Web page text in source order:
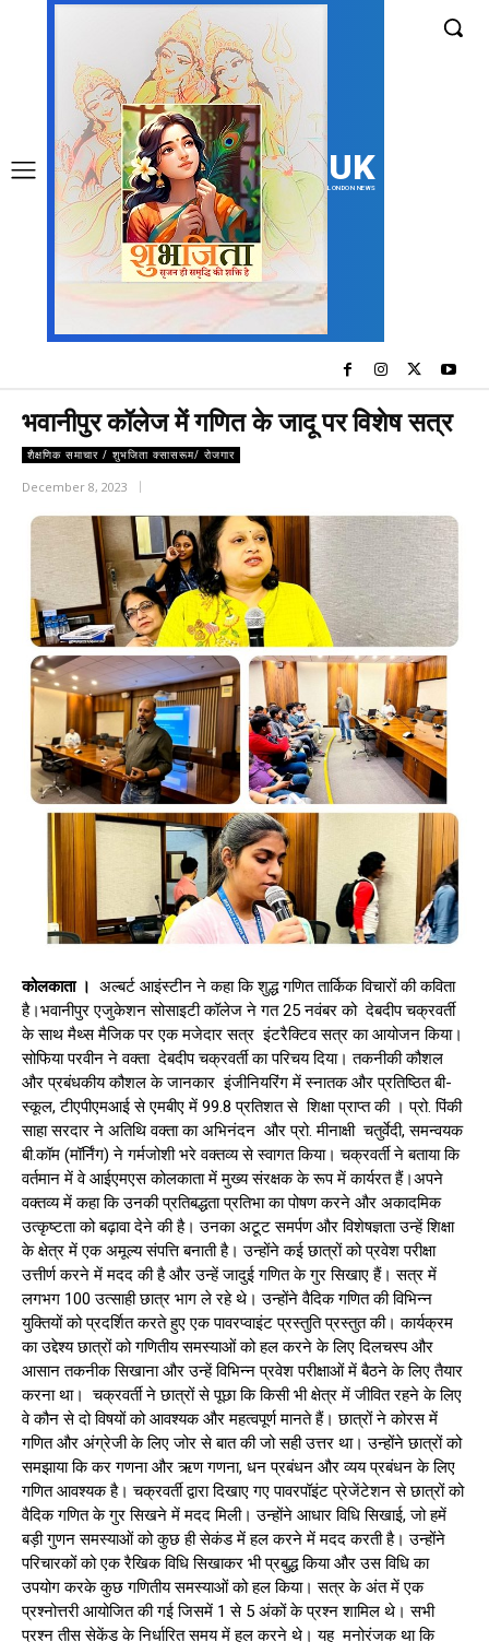
UK
LONDON NEWS
भवानीपुर कॉलेज में गणित के जादू पर विशेष सत्र
शैक्षणिक समाचार / शुभजिता क्सासरूम/ रोजगार
December 8, 2023
कोलकाता । अल्बर्ट आइंस्टीन ने कहा कि शुद्ध गणित तार्किक विचारों की कविता
है।भवानीपुर एजुकेशन सोसाइटी कॉलेज ने गत 25 नवंबर को देबदीप चक्रवर्ती
के साथ मैथ्स मैजिक पर एक मजेदार सत्र इंटरैक्टिव सत्र का आयोजन किया।
सोफिया परवीन ने वक्ता देबदीप चक्रवर्ती का परिचय दिया। तकनीकी कौशल
और प्रबंधकीय कौशल के जानकार इंजीनियरिंग में स्नातक और प्रतिष्ठित बी-
स्कूल, टीएपीएमआई से एमबीए में 99.8 प्रतिशत से शिक्षा प्राप्त की । प्रो. पिंकी
साहा सरदार ने अतिथि वक्ता का अभिनंदन और प्रो. मीनाक्षी चतुर्वेदी, समन्वयक
बी.कॉम (मॉर्निंग) ने गर्मजोशी भरे वक्तव्य से स्वागत किया। चक्रवर्ती ने बताया कि
वर्तमान में वे आईएमएस कोलकाता में मुख्य संरक्षक के रूप में कार्यरत हैं।अपने
वक्तव्य में कहा कि उनकी प्रतिबद्धता प्रतिभा का पोषण करने और अकादमिक
उत्कृष्टता को बढ़ावा देने की है। उनका अटूट समर्पण और विशेषज्ञता उन्हें शिक्षा
के क्षेत्र में एक अमूल्य संपत्ति बनाती है। उन्होंने कई छात्रों को प्रवेश परीक्षा
उत्तीर्ण करने में मदद की है और उन्हें जादुई गणित के गुर सिखाए हैं। सत्र में
लगभग 100 उत्साही छात्र भाग ले रहे थे। उन्होंने वैदिक गणित की विभिन्न
युक्तियों को प्रदर्शित करते हुए एक पावरप्वाइंट प्रस्तुति प्रस्तुत की। कार्यक्रम
का उद्देश्य छात्रों को गणितीय समस्याओं को हल करने के लिए दिलचस्प और
आसान तकनीक सिखाना और उन्हें विभिन्न प्रवेश परीक्षाओं में बैठने के लिए तैयार
करना था। चक्रवर्ती ने छात्रों से पूछा कि किसी भी क्षेत्र में जीवित रहने के लिए
वे कौन से दो विषयों को आवश्यक और महत्वपूर्ण मानते हैं। छात्रों ने कोरस में
गणित और अंग्रेजी के लिए जोर से बात की जो सही उत्तर था। उन्होंने छात्रों को
समझाया कि कर गणना और ऋण गणना, धन प्रबंधन और व्यय प्रबंधन के लिए
गणित आवश्यक है। चक्रवर्ती द्वारा दिखाए गए पावरपॉइंट प्रेजेंटेशन से छात्रों को
वैदिक गणित के गुर सिखने में मदद मिली। उन्होंने आधार विधि सिखाई, जो हमें
बड़ी गुणन समस्याओं को कुछ ही सेकंड में हल करने में मदद करती है। उन्होंने
परिचारकों को एक रैखिक विधि सिखाकर भी प्रबुद्ध किया और उस विधि का
उपयोग करके कुछ गणितीय समस्याओं को हल किया। सत्र के अंत में एक
प्रश्नोत्तरी आयोजित की गई जिसमें 1 से 5 अंकों के प्रश्न शामिल थे। सभी
प्रश्न तीस सेकेंड के निर्धारित समय में हल करने थे। यह मनोरंजक था कि